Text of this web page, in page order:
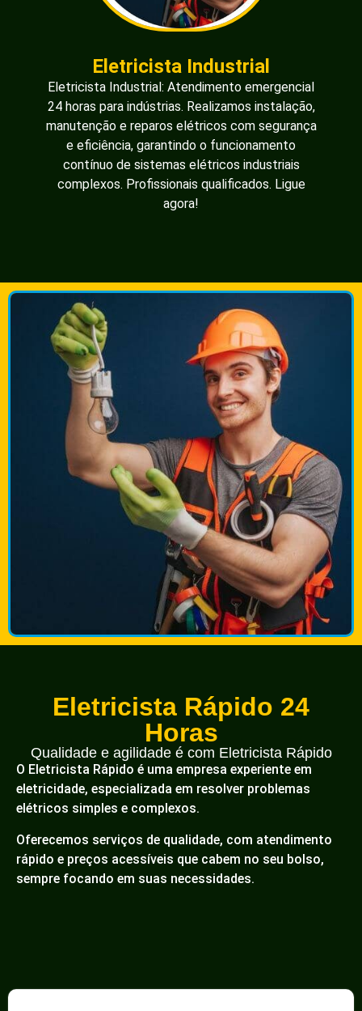
Eletricista Industrial
Eletricista Industrial: Atendimento emergencial
24 horas para indústrias. Realizamos instalação,
manutenção e reparos elétricos com segurança
e eficiência, garantindo o funcionamento
contínuo de sistemas elétricos industriais
complexos. Profissionais qualificados. Ligue
agora!
Eletricista Rápido 24
Horas
Qualidade e agilidade é com Eletricista Rápido
O Eletricista Rápido é uma empresa experiente em
eletricidade, especializada em resolver problemas
elétricos simples e complexos.
Oferecemos serviços de qualidade, com atendimento
rápido e preços acessíveis que cabem no seu bolso,
sempre focando em suas necessidades.